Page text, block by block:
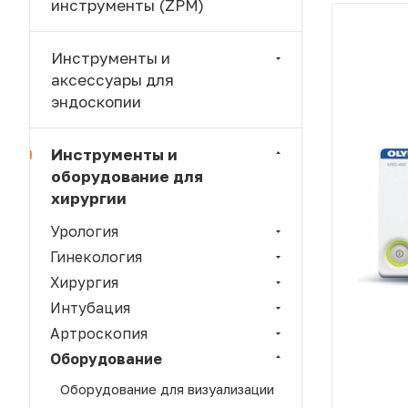
инструменты (ZPM)
Инструменты и
аксессуары для
эндоскопии
Инструменты и
оборудование для
хирургии
Урология
Гинекология
Хирургия
Интубация
Артроскопия
Оборудование
Оборудование для визуализации